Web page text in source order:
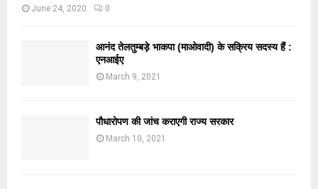
June 24, 2020 0
आनंद तेलतुम्बड़े भाकपा (माओवादी) के सक्रिय सदस्य हैं :
एनआईए
March 9, 2021
पौधारोपण की जांच कराएगी राज्य सरकार
March 10, 2021